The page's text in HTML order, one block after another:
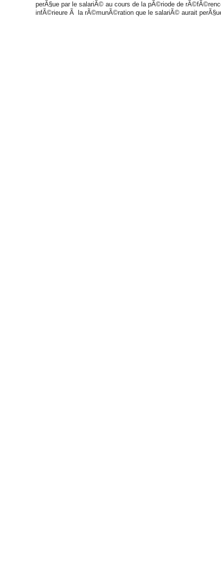
perÃ§ue par le salariÃ© au cours de la pÃ©riode de
infÃ©rieure Ã la rÃ©munÃ©ration que le salariÃ© aurait